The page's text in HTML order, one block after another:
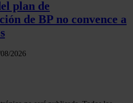
plan de
de BP no convence a
2026